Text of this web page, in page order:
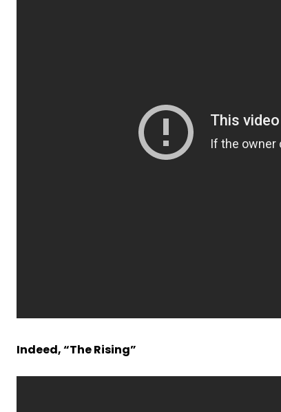
Indeed, “The Rising”